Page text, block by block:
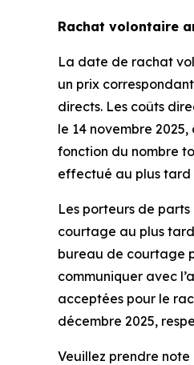
Rachat volontaire
La date de rachat
un prix
directs. Les coûts
le 14 novembre
fonction du nombre
effectué au plus tard
Les porteurs de
courtage au plus
bureau de courtage
communiquer avec
acceptées pour le
décembre 2025,
Veuillez prendre